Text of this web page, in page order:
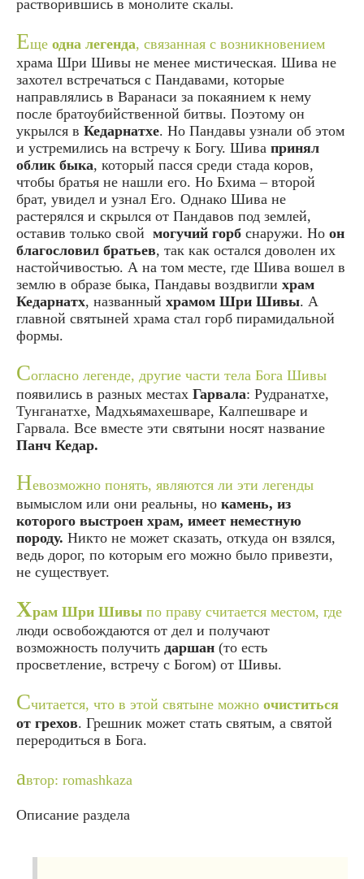
растворившись в монолите скалы.
Еще одна легенда, связанная с возникновением
храма Шри Шивы не менее мистическая. Шива не
захотел встречаться с Пандавами, которые
направлялись в Варанаси за покаянием к нему
после братоубийственной битвы. Поэтому он
укрылся в Кедарнатхе. Но Пандавы узнали об этом
и устремились на встречу к Богу. Шива принял
облик быка, который пасся среди стада коров,
чтобы братья не нашли его. Но Бхима – второй
брат, увидел и узнал Его. Однако Шива не
растерялся и скрылся от Пандавов под землей,
оставив только свой могучий горб снаружи. Но он
благословил братьев, так как остался доволен их
настойчивостью. А на том месте, где Шива вошел в
землю в образе быка, Пандавы воздвигли храм
Кедарнатх, названный храмом Шри Шивы. А
главной святыней храма стал горб пирамидальной
формы.
Согласно легенде, другие части тела Бога Шивы
появились в разных местах Гарвала: Рудранатхе,
Тунганатхе, Мадхьямахешваре, Калпешваре и
Гарвала. Все вместе эти святыни носят название
Панч Кедар.
Невозможно понять, являются ли эти легенды
вымыслом или они реальны, но камень, из
которого выстроен храм, имеет неместную
породу. Никто не может сказать, откуда он взялся,
ведь дорог, по которым его можно было привезти,
не существует.
Храм Шри Шивы по праву считается местом, где
люди освобождаются от дел и получают
возможность получить даршан (то есть
просветление, встречу с Богом) от Шивы.
Считается, что в этой святыне можно очиститься
от грехов. Грешник может стать святым, а святой
переродиться в Бога.
автор: romashkaza
Описание раздела